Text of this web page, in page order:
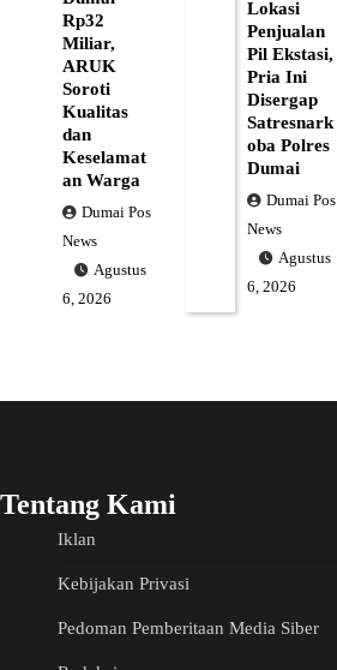
Rp32
Miliar,
ARUK
Soroti
Kualitas
dan
Keselamat
an Warga
Dumai Pos
News
Agustus
6, 2026
Lokasi
Penjualan
Pil Ekstasi,
Pria Ini
Disergap
Satresnark
oba Polres
Dumai
Dumai Pos
News
Agustus
6, 2026
Tentang Kami
Iklan
Kebijakan Privasi
Pedoman Pemberitaan Media Siber